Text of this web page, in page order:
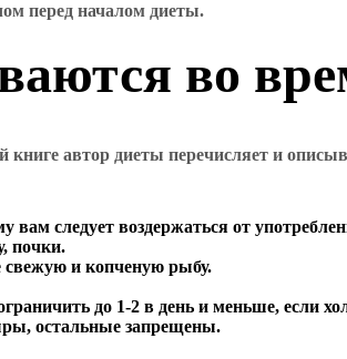
перед началом диеты.
во
книге автор диеты перечисляет и
следует воздержаться от
почки.
свежую и копченую рыбу.
до 1-2 в день и меньше, если
остальные запрещены.